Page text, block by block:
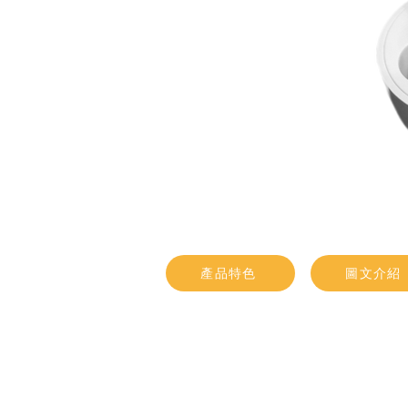
產品特色 圖文介紹